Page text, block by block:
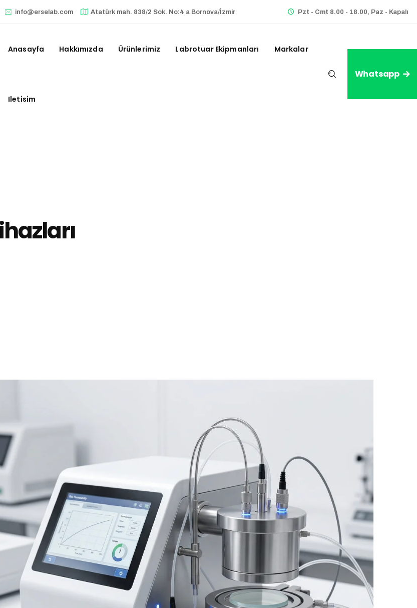
info@erselab.com Atatürk mah. 838/2 Sok. No:4 a Bornova/İzmir Pzt - Cmt 8.00 - 18.00, Paz - Kapalı
Anasayfa Hakkımızda Ürünlerimiz Labrotuar Ekipmanları Markalar
Iletisim
Whatsapp